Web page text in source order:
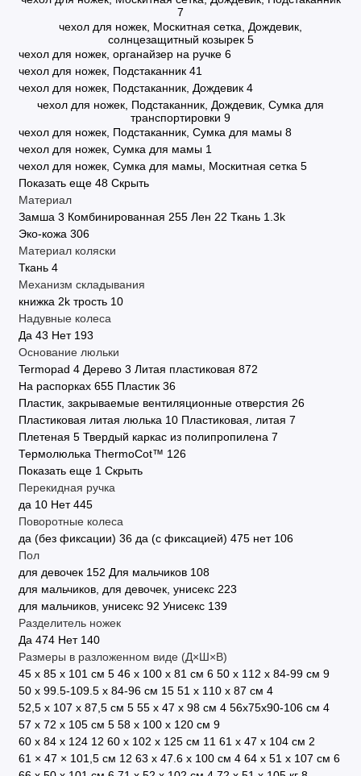
7
чехол для ножек, Москитная сетка, Дождевик,
солнцезащитный козырек 5
чехол для ножек, органайзер на ручке 6
чехол для ножек, Подстаканник 41
чехол для ножек, Подстаканник, Дождевик 4
чехол для ножек, Подстаканник, Дождевик, Сумка для
транспортировки 9
чехол для ножек, Подстаканник, Сумка для мамы 8
чехол для ножек, Сумка для мамы 1
чехол для ножек, Сумка для мамы, Москитная сетка 5
Показать еще 48 Скрыть
Материал
Замша 3 Комбинированная 255 Лен 22 Ткань 1.3k
Эко-кожа 306
Материал коляски
Ткань 4
Механизм складывания
книжка 2k трость 10
Надувные колеса
Да 43 Нет 193
Основание люльки
Termopad 4 Дерево 3 Литая пластиковая 872
На распорках 655 Пластик 36
Пластик, закрываемые вентиляционные отверстия 26
Пластиковая литая люлька 10 Пластиковая, литая 7
Плетеная 5 Твердый каркас из полипропилена 7
Термолюлька ThermoCot™ 126
Показать еще 1 Скрыть
Перекидная ручка
да 10 Нет 445
Поворотные колеса
да (без фиксации) 36 да (с фиксацией) 475 нет 106
Пол
для девочек 152 Для мальчиков 108
для мальчиков, для девочек, унисекс 223
для мальчиков, унисекс 92 Унисекс 139
Разделитель ножек
Да 474 Нет 140
Размеры в разложенном виде (Д×Ш×В)
45 х 85 х 101 см 5 46 х 100 х 81 см 6 50 x 112 x 84-99 см 9
50 x 99.5-109.5 x 84-96 см 15 51 x 110 x 87 см 4
52,5 x 107 x 87,5 см 5 55 x 47 x 98 см 4 56х75х90-106 см 4
57 х 72 х 105 см 5 58 х 100 х 120 см 9
60 x 84 x 124 12 60 х 102 х 125 см 11 61 х 47 х 104 см 2
61 × 47 × 101,5 см 12 63 х 47.6 х 100 см 4 64 x 51 x 107 см 6